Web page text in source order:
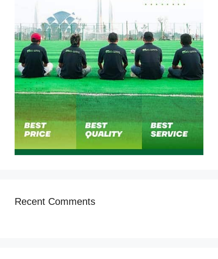
Recent Comments